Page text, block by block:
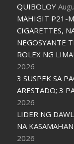
QUIBOLOY
MAHIGIT P21-
CIGARETTES,
NEGOSYANTE
ROLEX NG
2026
3 SUSPEK SA
ARESTADO; 3
2026
LIDER NG
NA
2026